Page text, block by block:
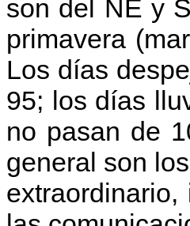
son del NE y
primavera
Los días
95; los días
no pasan de
general son